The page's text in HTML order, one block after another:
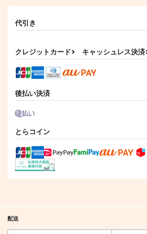
世界の沿岸砲台・マル
タ編Vol.2
芬蘭堂
2,500円（税込）
ドイツ×イタリア
タ編Vol.3
芬蘭堂
代引き
クレジットカード キャッシュレス決済
後払い決済
とらコイン
配送